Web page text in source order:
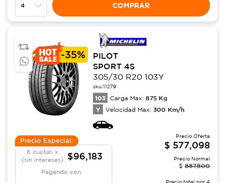
COMPRAR
-35%
PILOT
SPORT 4S
305/30 R20 103Y
sku:11279
103 Carga Max: 875 Kg
Y Velocidad Max: 300 Km/h
Precio Especial:
6 cuotas x
(sin intereses)
$96,183
Pagando con:
Precio Oferta
$ 577,098
Precio Normal
$ 887,800
Precio total por 4